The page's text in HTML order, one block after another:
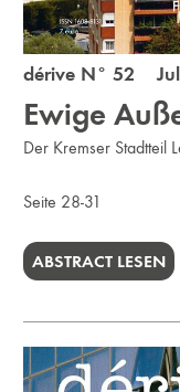
dérive N° 52
Ewige
Der Kremser Stadtteil
Seite 28-31
ABSTRACT LESEN